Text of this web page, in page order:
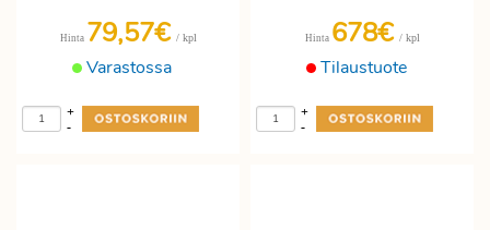
Varastossa
Hinta 79,57€ / kpl
-
+
Tilaustuote
Hinta 678€ / kpl
-
+